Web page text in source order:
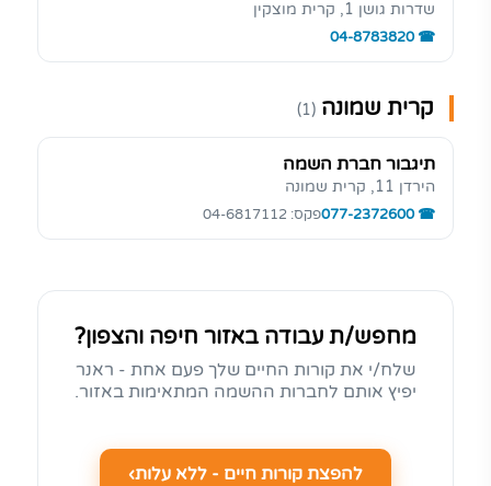
שדרות גושן 1, קרית מוצקין
04-8783820
קרית שמונה (1)
תיגבור חברת השמה
הירדן 11, קרית שמונה
077-2372600פקס: 04-6817112
מחפש/ת עבודה באזור חיפה והצפון?
שלח/י את קורות החיים שלך פעם אחת - ראנר
יפיץ אותם לחברות ההשמה המתאימות באזור.
להפצת קורות חיים - ללא עלות